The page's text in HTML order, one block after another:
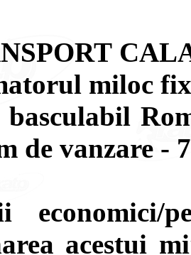
miloc
de vanzare -
economici/
acestui